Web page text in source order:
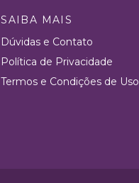
SAIBA MAIS
Dúvidas e Contato
Política de Privacidade
Termos e Condições de Uso